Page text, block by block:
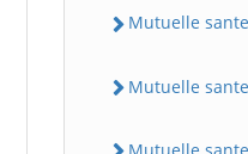
Mutuelle sante
Mutuelle sante